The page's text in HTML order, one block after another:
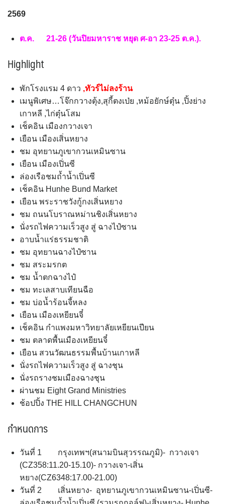
2569
ต.ค. 21-26 (วันปิยมหาราช หยุด ศ-อา 23-25 ต.ค.).
Highlight
พักโรงแรม 4 ดาว ,ทัวร์ไม่ลงร้าน
เมนูพิเศษ…โจ๊กกวางตุ้ง,สุกี้ตงเป่ย ,หม้อยักษ์ตุ๋น ,ปิ้งย่าง
เกาหลี ,ไก่ตุ๋นโสม
เช็คอิน เมืองกวางเจา
เยือน เมืองเสิ่นหยาง
ชม อุทยานภูเขากวนเหมินซาน
เยือน เมืองเปิ่นซี
ล่องเรือชมถ้ำน้ำเปิ่นซี
เช็คอิน Hunhe Bund Market
เยือน พระราชวังกู้กงเสิ่นหยาง
ชม ถนนโบราณหม่านชิงเสิ่นหยาง
นั่งรถไฟความเร็วสูง สู่ ฉางไป๋ซาน
อาบน้ำแร่ธรรมชาติ
ชม อุทยานฉางไป๋ซาน
ชม สระมรกต
ชม น้ำตกฉางไป๋
ชม ทะเลสาบเทียนฉือ
ชม บ่อน้ำร้อนจี้หลง
เยือน เมืองเหยียนจี๋
เช็คอิน กำแพงมหาวิทยาลัยเหยียนเปียน
ชม ตลาดพื้นเมืองเหยียนจี๋
เยือน สวนวัฒนธรรมพื้นบ้านเกาหลี
นั่งรถไฟความเร็วสูง สู่ ฉางชุน
นั่งรถรางชมเมืองฉางชุน
ผ่านชม Eight Grand Ministries
ช้อปปิ้ง THE HILL CHANGCHUN
กำหนดการ
วันที่ 1 กรุงเทพฯ(สนามบินสุวรรณภูมิ)- กวางเจา
(CZ358:11.20-15.10)- กวางเจา-เสิ่น
หยาง(CZ6348:17.00-21.00)
วันที่ 2 เสิ่นหยาง- อุทยานภูเขากวนเหมินซาน-เปิ่นซี-